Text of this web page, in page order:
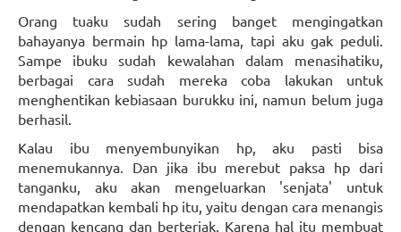
Orang tuaku sudah sering banget mengingatkan
bahayanya bermain hp lama-lama, tapi aku gak peduli.
Sampe ibuku sudah kewalahan dalam menasihatiku,
berbagai cara sudah mereka coba lakukan untuk
menghentikan kebiasaan burukku ini, namun belum juga
berhasil.
Kalau ibu menyembunyikan hp, aku pasti bisa
menemukannya. Dan jika ibu merebut paksa hp dari
tanganku, aku akan mengeluarkan 'senjata' untuk
mendapatkan kembali hp itu, yaitu dengan cara menangis
dengan kencang dan berteriak. Karena hal itu membuat